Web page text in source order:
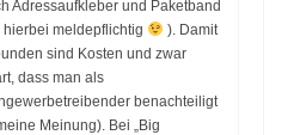
Adressaufkleber und Paketband
hierbei meldepflichtig
). Damit
sind Kosten und zwar
dass man als
benachteiligt
Meinung). Bei „Big